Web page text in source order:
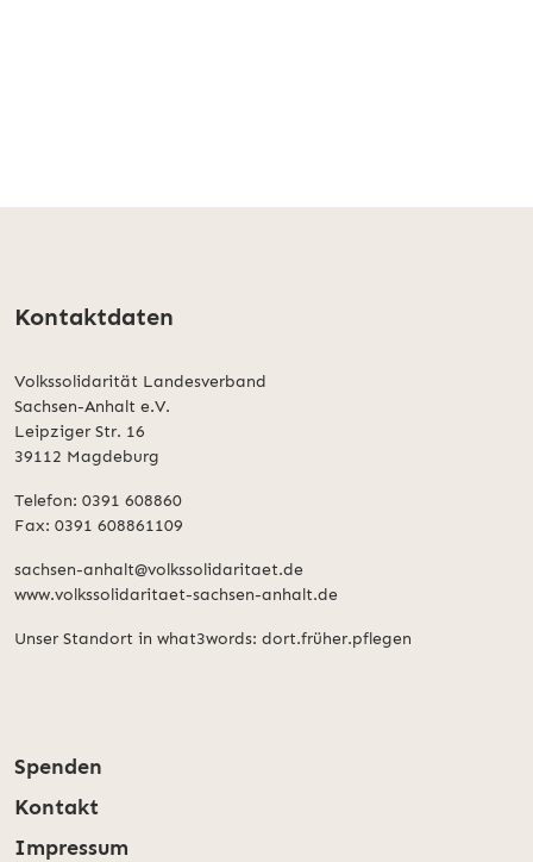
Kontaktdaten
Volkssolidarität Landesverband
Sachsen-Anhalt e.V.
Leipziger Str. 16
39112 Magdeburg
Telefon: 0391 608860
Fax: 0391 608861109
sachsen-anhalt@volkssolidaritaet.de
www.volkssolidaritaet-sachsen-anhalt.de
Unser Standort in what3words: dort.früher.pflegen
Spenden
Kontakt
Impressum